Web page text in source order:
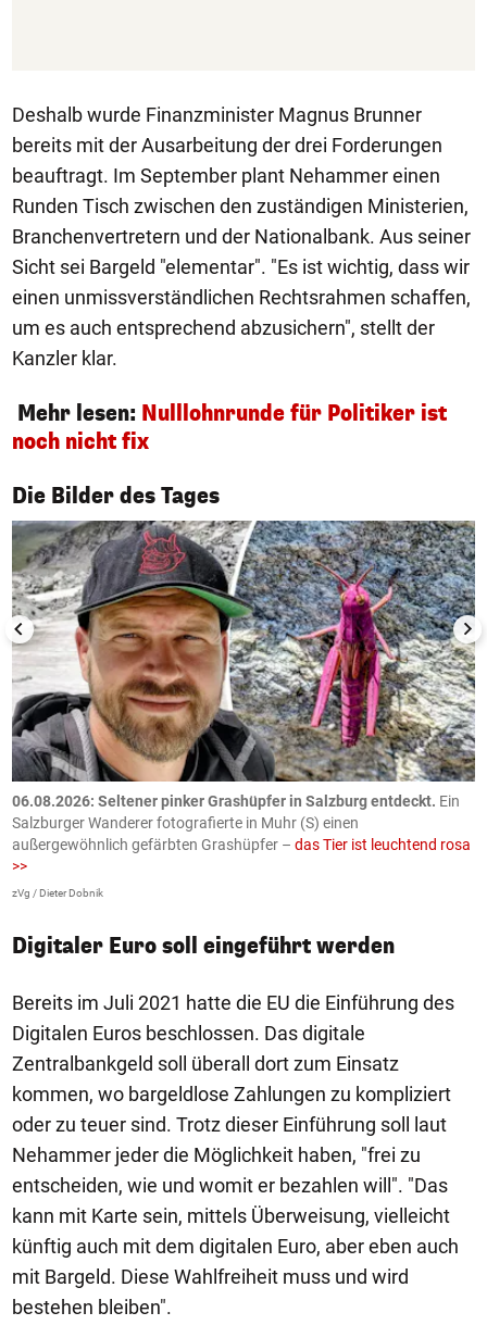
Deshalb wurde Finanzminister Magnus Brunner
bereits mit der Ausarbeitung der drei Forderungen
beauftragt. Im September plant Nehammer einen
Runden Tisch zwischen den zuständigen Ministerien,
Branchenvertretern und der Nationalbank. Aus seiner
Sicht sei Bargeld "elementar". "Es ist wichtig, dass wir
einen unmissverständlichen Rechtsrahmen schaffen,
um es auch entsprechend abzusichern", stellt der
Kanzler klar.
Mehr lesen: Nulllohnrunde für Politiker ist
noch nicht fix
Die Bilder des Tages
1/50
06.08.2026: Seltener pinker Grashüpfer in Salzburg entdeckt. Ein
Salzburger Wanderer fotografierte in Muhr (S) einen
außergewöhnlich gefärbten Grashüpfer – das Tier ist leuchtend rosa
>>
zVg / Dieter Dobnik
Digitaler Euro soll eingeführt werden
Bereits im Juli 2021 hatte die EU die Einführung des
Digitalen Euros beschlossen. Das digitale
Zentralbankgeld soll überall dort zum Einsatz
kommen, wo bargeldlose Zahlungen zu kompliziert
oder zu teuer sind. Trotz dieser Einführung soll laut
Nehammer jeder die Möglichkeit haben, "frei zu
entscheiden, wie und womit er bezahlen will". "Das
kann mit Karte sein, mittels Überweisung, vielleicht
künftig auch mit dem digitalen Euro, aber eben auch
mit Bargeld. Diese Wahlfreiheit muss und wird
bestehen bleiben".